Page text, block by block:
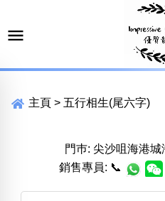
主頁 > 五行相生(尾六字)
門巿: 尖沙咀海港
銷售專員: 📞